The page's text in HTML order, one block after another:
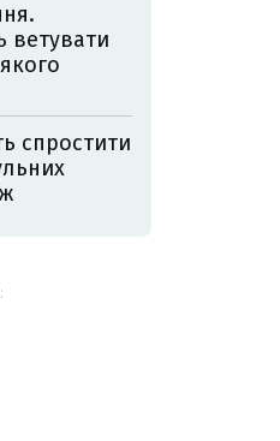
ветувати
спростити